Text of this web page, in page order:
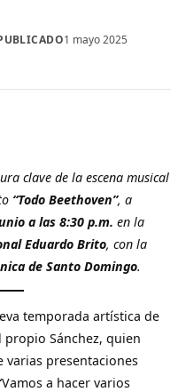
1 mayo 2025
clave de la escena musical
“Todo Beethoven”, a
a las 8:30 p.m. en la
Eduardo Brito, con la
de Santo Domingo.
temporada artística de
Sánchez, quien
varias presentaciones
a hacer varios